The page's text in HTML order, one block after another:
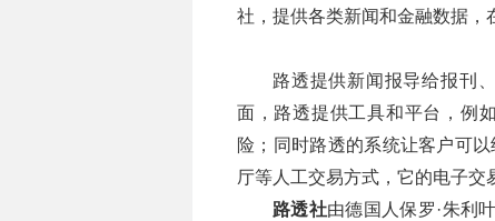
社，提供各类新闻和金融数据，
路透提供新闻报导给报刊
面，路透提供工具和平台，例
险；同时路透的系统让客户可
厅等人工交易方式，它的电子交
路透社由德国人保罗·朱利